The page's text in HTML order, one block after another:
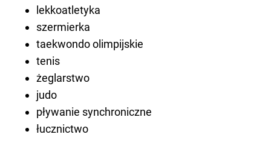
lekkoatletyka
szermierka
taekwondo olimpijskie
tenis
żeglarstwo
judo
pływanie synchroniczne
łucznictwo